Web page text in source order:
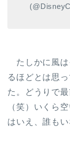
たしかに風は
るほどとは思
た。どうりで
（笑）いくら
はいえ、誰も